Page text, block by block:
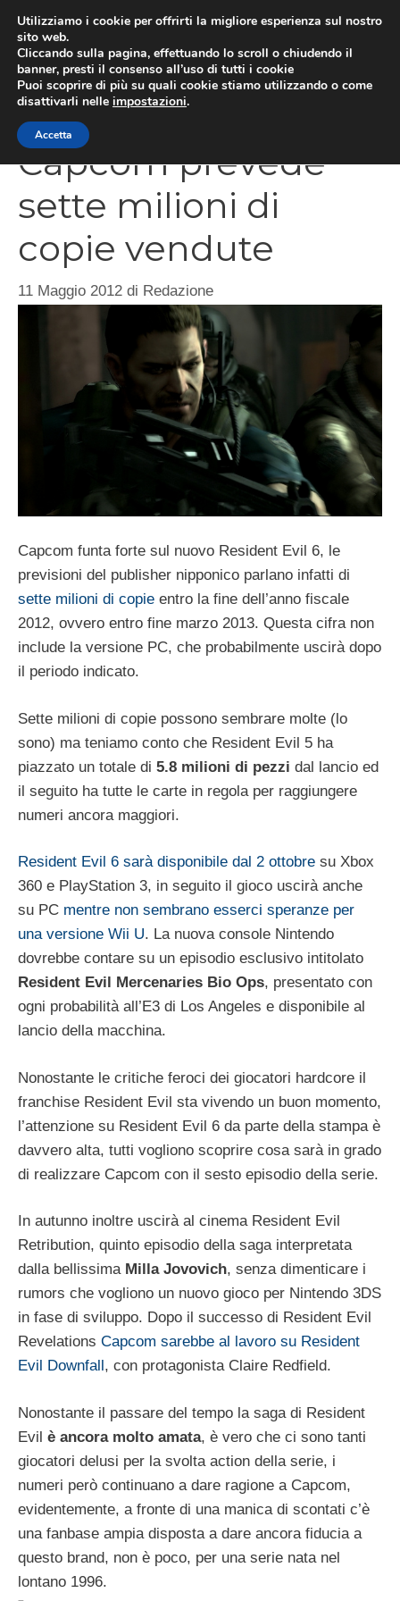
contenuto
Resident Evil 6,
Capcom prevede
sette milioni di
copie vendute
11 Maggio 2012 di Redazione
Capcom funta forte sul nuovo Resident Evil 6, le
previsioni del publisher nipponico parlano infatti di
sette milioni di copie entro la fine dell’anno fiscale
2012, ovvero entro fine marzo 2013. Questa cifra non
include la versione PC, che probabilmente uscirà dopo
il periodo indicato.
Sette milioni di copie possono sembrare molte (lo
sono) ma teniamo conto che Resident Evil 5 ha
piazzato un totale di 5.8 milioni di pezzi dal lancio ed
il seguito ha tutte le carte in regola per raggiungere
numeri ancora maggiori.
Resident Evil 6 sarà disponibile dal 2 ottobre su Xbox
360 e PlayStation 3, in seguito il gioco uscirà anche
su PC mentre non sembrano esserci speranze per
una versione Wii U. La nuova console Nintendo
dovrebbe contare su un episodio esclusivo intitolato
Resident Evil Mercenaries Bio Ops, presentato con
ogni probabilità all’E3 di Los Angeles e disponibile al
lancio della macchina.
Nonostante le critiche feroci dei giocatori hardcore il
franchise Resident Evil sta vivendo un buon momento,
l’attenzione su Resident Evil 6 da parte della stampa è
davvero alta, tutti vogliono scoprire cosa sarà in grado
di realizzare Capcom con il sesto episodio della serie.
In autunno inoltre uscirà al cinema Resident Evil
Retribution, quinto episodio della saga interpretata
dalla bellissima Milla Jovovich, senza dimenticare i
rumors che vogliono un nuovo gioco per Nintendo 3DS
in fase di sviluppo. Dopo il successo di Resident Evil
Revelations Capcom sarebbe al lavoro su Resident
Evil Downfall , con protagonista Claire Redfield.
Nonostante il passare del tempo la saga di Resident
Evil è ancora molto amata, è vero che ci sono tanti
giocatori delusi per la svolta action della serie, i
numeri però continuano a dare ragione a Capcom,
evidentemente, a fronte di una manica di scontati c’è
una fanbase ampia disposta a dare ancora fiducia a
questo brand, non è poco, per una serie nata nel
lontano 1996.
Utilizziamo i cookie per offrirti la migliore esperienza sul nostro
sito web.
Cliccando sulla pagina, effettuando lo scroll o chiudendo il
banner, presti il consenso all’uso di tutti i cookie
Puoi scoprire di più su quali cookie stiamo utilizzando o come
disattivarli nelle impostazioni.
Accetta